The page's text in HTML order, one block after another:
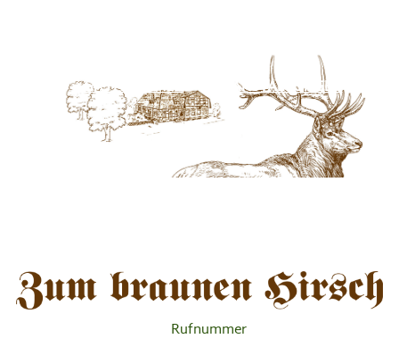
GÄSTEZIMMER VERANSTALTUNGEN
Rufnummer